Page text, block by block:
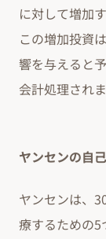
に対して増加
この増加投資
響を与えると
会計処理されま
ヤンセンの自
ヤンセンは、
療するための